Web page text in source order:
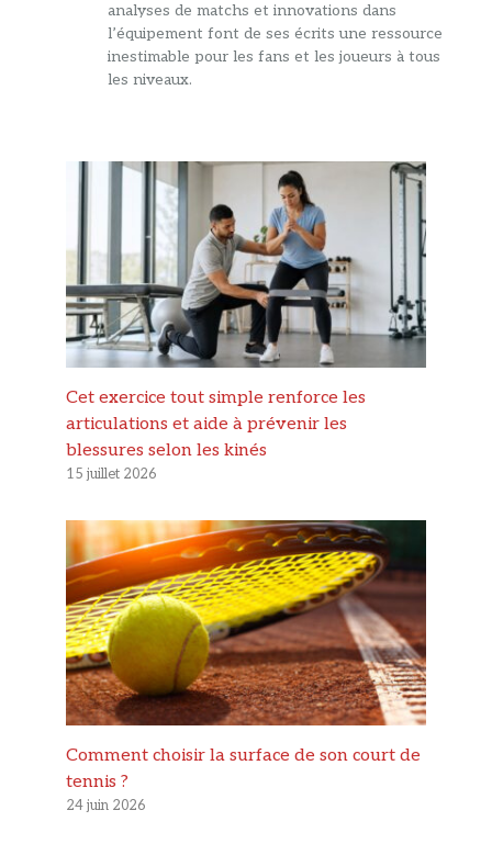
analyses de matchs et innovations dans
l’équipement font de ses écrits une ressource
inestimable pour les fans et les joueurs à tous
les niveaux.
Cet exercice tout simple renforce les
articulations et aide à prévenir les
blessures selon les kinés
15 juillet 2026
Comment choisir la surface de son court de
tennis ?
24 juin 2026